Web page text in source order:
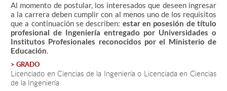
Admisión
Pregrado
Formación Continua
Al momento de postular, los interesados que deseen ingresar
a la carrera deben cumplir con al menos uno de los requisitos
que a continuación se describen: estar en posesión de título
profesional de Ingeniería entregado porUniversidades o
Institutos Profesionales reconocidos por el Ministerio de
Educación.
> GRADO
Licenciado en Ciencias de la Ingeniería o Licenciada en Ciencias
de la Ingeniería